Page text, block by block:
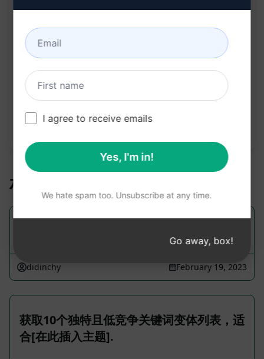
提示统计
8,600 1 5,641
请注意：上述说明未经审核，不准确。为了更好地了
解将生成的内容，我们建议免费安装 AIPRM 并试用
相关提示
didinchy February 19, 2023
获取10个独特且低竞争关键词变体列表，适
合[在此插入主题].
I agree to receive emails
Yes, I'm in!
We hate spam too. Unsubscribe at any time.
Go away, box!